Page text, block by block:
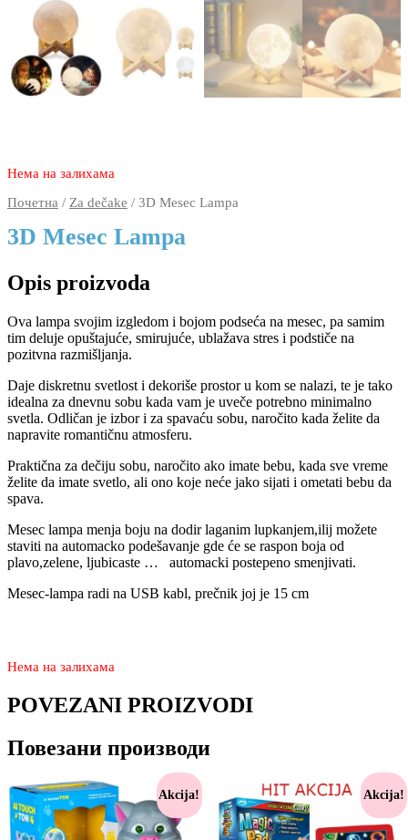
Нема на залихама
Почетна / Za dečake / 3D Mesec Lampa
3D Mesec Lampa
Opis proizvoda
Ova lampa svojim izgledom i bojom podseća na mesec, pa samim
tim deluje opuštajuće, smirujuće, ublažava stres i podstiče na
pozitvna razmišljanja.
Daje diskretnu svetlost i dekoriše prostor u kom se nalazi, te je tako
idealna za dnevnu sobu kada vam je uveče potrebno minimalno
svetla. Odličan je izbor i za spavaću sobu, naročito kada želite da
napravite romantičnu atmosferu.
Praktična za dečiju sobu, naročito ako imate bebu, kada sve vreme
želite da imate svetlo, ali ono koje neće jako sijati i ometati bebu da
spava.
Mesec lampa menja boju na dodir laganim lupkanjem,ilij možete
staviti na automacko podešavanje gde će se raspon boja od
plavo,zelene, ljubicaste … automacki postepeno smenjivati.
Mesec-lampa radi na USB kabl, prečnik joj je 15 cm
Нема на залихама
POVEZANI PROIZVODI
Повезани производи
Akcija! Akcija!